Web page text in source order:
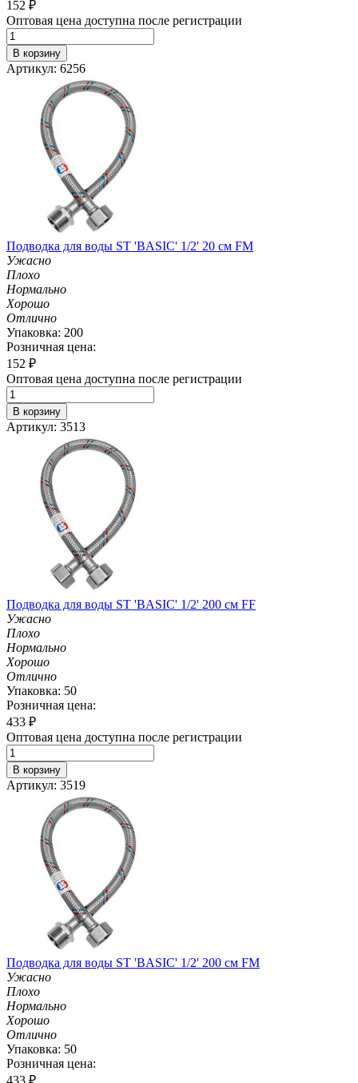
152 ₽
Оптовая цена доступна после регистрации
В корзину
Артикул: 6256
Подводка для воды ST 'BASIC' 1/2' 20 см FM
Ужасно
Плохо
Нормально
Хорошо
Отлично
Упаковка: 200
Розничная цена:
152 ₽
Оптовая цена доступна после регистрации
В корзину
Артикул: 3513
Подводка для воды ST 'BASIC' 1/2' 200 см FF
Ужасно
Плохо
Нормально
Хорошо
Отлично
Упаковка: 50
Розничная цена:
433 ₽
Оптовая цена доступна после регистрации
В корзину
Артикул: 3519
Подводка для воды ST 'BASIC' 1/2' 200 см FM
Ужасно
Плохо
Нормально
Хорошо
Отлично
Упаковка: 50
Розничная цена:
433 ₽